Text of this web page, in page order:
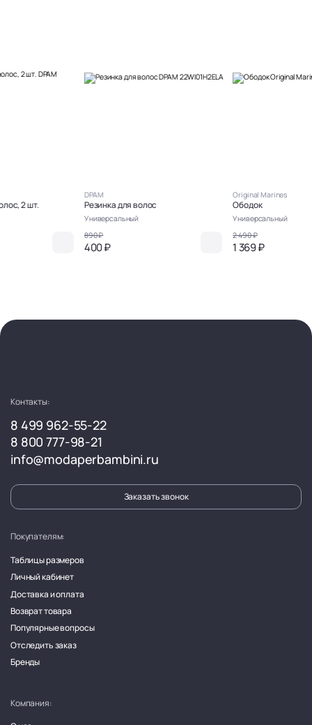
2 шт.
DPAM
Резинка для волос
Универсальный
890 ₽
400 ₽
Original Marines
Ободок
Универсальный
2 490 ₽
1 369 ₽
Контакты:
8 499 962-55-22
8 800 777-98-21
info@modaperbambini.ru
Заказать звонок
Покупателям:
Таблицы размеров
Личный кабинет
Доставка и оплата
Возврат товара
Популярные вопросы
Отследить заказ
Бренды
Компания: